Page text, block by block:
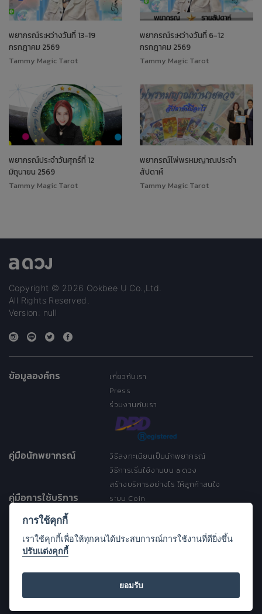
พยากรณ์ระหว่างวันที่ 13-19
กรกฎาคม 2569
Tammy Magic Tarot
พยากรณ์ระหว่างวันที่ 6-12
กรกฎาคม 2569
Tammy Magic Tarot
พยากรณ์ประจำวันศุกร์ที่ 12
มิถุนายน 2569
Tammy Magic Tarot
พยากรณ์ไพ่พรหมญาณประจำ
สัปดาห์
Tammy Magic Tarot
Copyright © 2026 Ookbee U Co.,Ltd.
All Rights Reserved.
Version: null
ข้อมูลองค์กร
เกี่ยวกับเรา
Press
ร่วมงานกับเรา
คู่มือนักพยากรณ์
วิธีลงทะเบียนเป็นนักพยากรณ์
วิธีการเริ่มใช้งานบน a ดวง
สร้างบริการอย่างไร ให้ลูกค้าสนใจ
คู่มือการใช้บริการ
ระบบ Coin
ประกาศการคุ้มครองข้อมูลส่วนบุคคล
Open Source License
FAQ
การใช้คุกกี้
เราใช้คุกกี้เพื่อให้ทุกคนได้ประสบการณ์การใช้งานที่ดียิ่งขึ้น
ปรับแต่งคุกกี้
ยอมรับ